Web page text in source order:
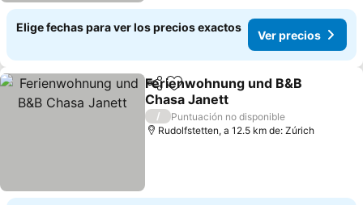
Elige fechas para ver los precios exactos
Ver precios
CompartirAgregar a favoritos
Ferienwohnung und B&B
Chasa Janett
/
Puntuación no disponible
Rudolfstetten, a 12.5 km de: Zúrich